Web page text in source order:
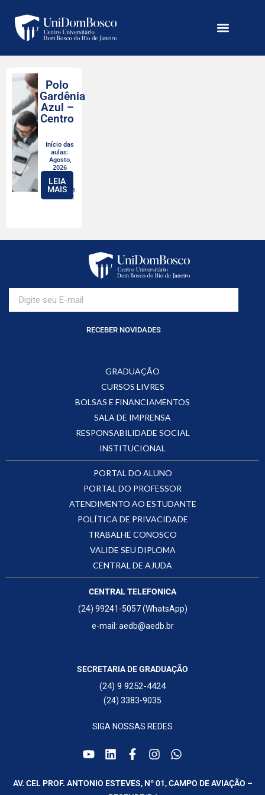
Polo
Gardênia
Azul –
Centro
Início das
aulas:
Agosto,
2026
Valor com
desconto:
LEIA
MAIS
RECEBER NOVIDADES
GRADUAÇÃO
CURSOS LIVRES
BOLSAS E FINANCIAMENTOS
SALA DE IMPRENSA
RESPONSABILIDADE SOCIAL
INSTITUCIONAL
PORTAL DO ALUNO
PORTAL DO PROFESSOR
ATENDIMENTO AO ESTUDANTE
POLÍTICA DE PRIVACIDADE
TRABALHE CONOSCO
VALIDE SEU DIPLOMA
CENTRAL DE AJUDA
CENTRAL TELEFONICA
(24) 99241-5057 (WhatsApp)
e-mail: aedb@aedb.br
SECRETARIA DE GRADUAÇÃO
(24) 9 9252-4424
(24) 3383-9035
SIGA NOSSAS REDES
AV. CEL PROF. ANTONIO ESTEVES, Nº 01, CAMPO DE AVIAÇÃO –